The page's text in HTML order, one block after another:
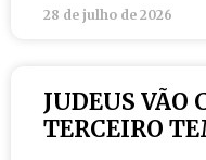
28 de julho de 2026
JUDEUS VÃO
TERCEIRO